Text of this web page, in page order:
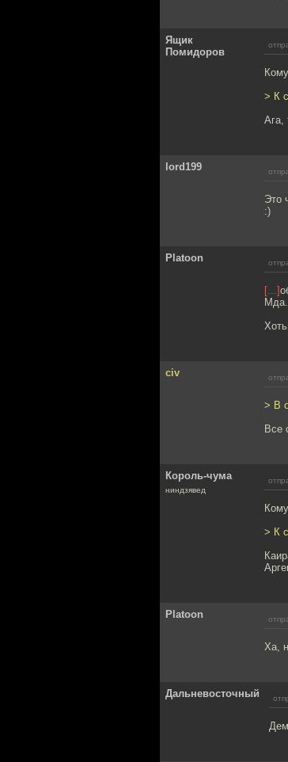
Ящик
Помидоров
> К
Ага,
lord199
Это
:)
Platoon
[...]
civ
> В
Все
Король-чума
ниндзявед
> К
Platoon
Ха,
Дальневосточный